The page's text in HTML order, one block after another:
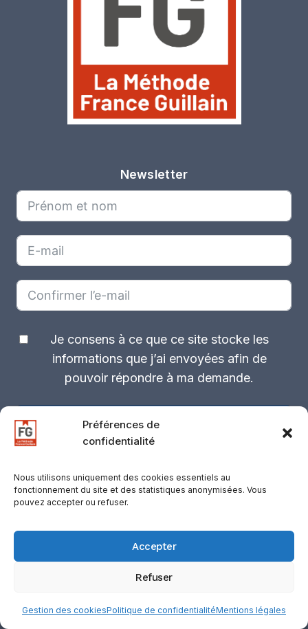
Préférences de
confidentialité
Nous utilisons uniquement des cookies essentiels au
fonctionnement du site et des statistiques anonymisées. Vous
pouvez accepter ou refuser.
Accepter
Refuser
Gestion des cookiesPolitique de confidentialitéMentions légales
Newsletter
Je consens à ce que ce site stocke les
informations que j’ai envoyées afin de
pouvoir répondre à ma demande.
Je m'abonne
Nous suivre sur Facebook
marketing et activer ce contenu